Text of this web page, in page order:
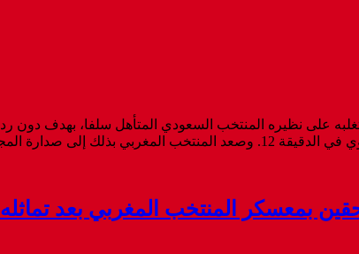
على نظيره المنتخب السعودي المتأهل سلفا، بهدف دون رد
بمعسكر المنتخب المغربي بعد